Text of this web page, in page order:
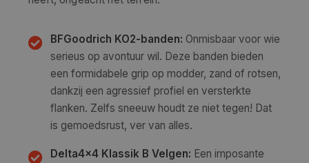
BFGoodrich KO2-banden: Onmisbaar voor wie
serieus op avontuur wil. Deze banden bieden
een formidabele grip op modder, zand of rotsen,
dankzij een agressief profiel en versterkte
flanken. Zelfs sneeuw houdt ze niet tegen! Dat
is gemoedsrust, ver van alles.
Delta4x4 Klassik B Velgen: Een imposante